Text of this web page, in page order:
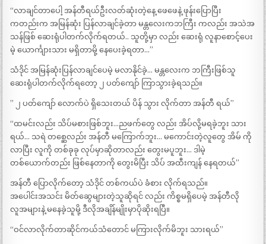
“လာချင်တာပေါ့ အန်တီရယ်ဦးလတ်ဆုံးတဲ့နေ့ ဖေဖေနဲ့ ဖုန်းပြောပြီး
ကတည်းက အမြန်ဆုံး ပြန်လာချင်ခဲ့တာ မန္တလေးကဘကြီး ကလည်း အသဲအ
သန်ဖြစ် ဆေးရုံပါတက်လိုက်ရတယ်.. သူတို့မှာ လည်း ဆေးရုံ လူနာစောင့်ပေး
မဲ့ ယောင်္ကျားသား မရှိတာမို့ နေပေးခဲ့ရတာ…”
သံဒိုင် အမြန်ဆုံးပြန်လာချင်ပေမဲ့ မလာနိုင်ခဲ့… မန္တလေးက ဘကြီးဖြစ်သူ
ဆေးရုံပါတက်လိုက်ရတော့ ၂ ပတ်ကျော် ကြာသွားခဲ့ရသည်။
” ၂ ပတ်ကျော် လောက်ပဲ ရှိသေးတယ် ပိန် သွား လိုက်တာ အန်တီ ရယ်”
“ထမင်းလည်း သိပ်မစားဖြစ်ဘူး…ညဖက်တွေ လည်း အိပ်လို့မရခဲ့ဘူး သား
ရယ်… သရဲ တစ္ဆေလည်း အန်တီ မကြောက်ဘူး… မကောင်းတဲ့လူတွေ အိမ် ကို
လာပြီး လူကို တစ်ခုခု လုပ်မှာဆိုတာလည်း တွေးမပူဘူး… ဒါမဲ့
တစ်ယောက်တည်း ဖြစ်နေတာကို တွေးမိပြီး သိပ် အထီးကျန် နေရတယ်”
အန်တီ ပြောလိုက်တော့ သံဒိုင် တစ်ကယ်ပဲ ခံစား လိုက်ရသည်။
အပေါင်းအသင်း မိတ်ဆွေများတဲ့သူဆိုရင် လည်း ကိစ္စမရှိပေမဲ့ အန်တီလို
လူအများနဲ့ မနေခဲ့သူမို့ ဒီလိုအချိန်မျိုးမှာပိုဆိုးရပြီ။
“ဝင်လာလိုက်တာဆိုင်ကယ်သံတောင် မကြားလိုက်မိဘူး သားရယ်”